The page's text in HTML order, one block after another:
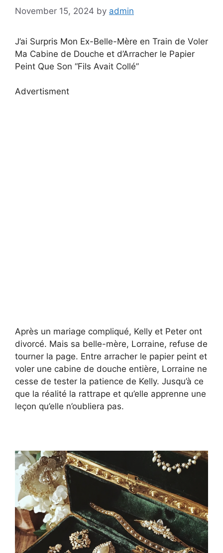
November 15, 2024 by admin
J’ai Surpris Mon Ex-Belle-Mère en Train de Voler
Ma Cabine de Douche et d’Arracher le Papier
Peint Que Son “Fils Avait Collé”
Advertisment
Après un mariage compliqué, Kelly et Peter ont
divorcé. Mais sa belle-mère, Lorraine, refuse de
tourner la page. Entre arracher le papier peint et
voler une cabine de douche entière, Lorraine ne
cesse de tester la patience de Kelly. Jusqu’à ce
que la réalité la rattrape et qu’elle apprenne une
leçon qu’elle n’oubliera pas.